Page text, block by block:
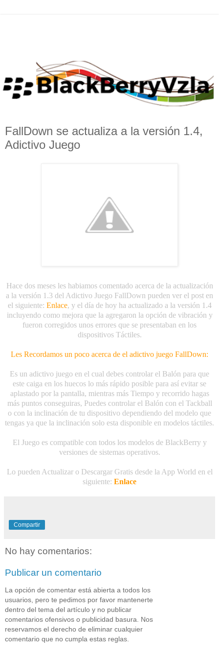
FallDown se actualiza a la versión 1.4,
Adictivo Juego
Hace dos meses les habiamos comentado acerca de la actualización
a la versión 1.3 del Adictivo Juego FallDown pueden ver el post en
el siguiente: Enlace, y el día de hoy ha actualizado a la versión 1.4
incluyendo como mejora que la agregaron la opción de vibración y
fueron corregidos unos errores que se presentaban en los
dispositivos Táctiles.
Les Recordamos un poco acerca de el adictivo juego FallDown:
Es un adictivo juego en el cual debes controlar el Balón para que
este caiga en los huecos lo más rápido posible para así evitar se
aplastado por la pantalla, mientras más Tiempo y recorrido hagas
más puntos conseguiras, Puedes controlar el Balón con el Tackball
o con la inclinación de tu dispositivo dependiendo del modelo que
tengas ya que la inclinación solo esta disponible en modelos táctiles.
El Juego es compatible con todos los modelos de BlackBerry y
versiones de sistemas operativos.
Lo pueden Actualizar o Descargar Gratis desde la App World en el
siguiente: Enlace
Compartir
No hay comentarios:
Publicar un comentario
La opción de comentar está abierta a todos los
usuarios, pero te pedimos por favor mantenerte
dentro del tema del artículo y no publicar
comentarios ofensivos o publicidad basura. Nos
reservamos el derecho de eliminar cualquier
comentario que no cumpla estas reglas.